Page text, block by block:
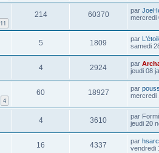
11
214 60370 par
mercredi
5 1809 par
samedi
4 2924 par
jeudi 08
4
60 18927 par
mercredi
4 3610 par
jeudi 20
16 4337 par hsarc
vendredi